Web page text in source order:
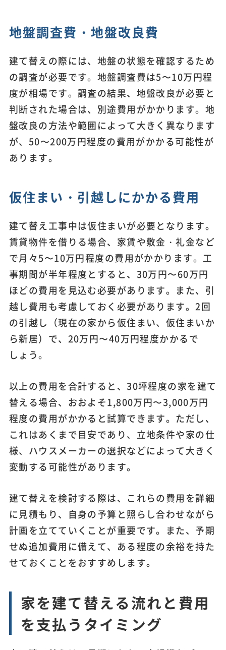
地盤調査費・地盤改良費
建て替えの際には、地盤の状態を確認するため
の調査が必要です。地盤調査費は5〜10万円程
度が相場です。調査の結果、地盤改良が必要と
判断された場合は、別途費用がかかります。地
盤改良の方法や範囲によって大きく異なります
が、50〜200万円程度の費用がかかる可能性が
あります。
仮住まい・引越しにかかる費用
建て替え工事中は仮住まいが必要となります。
賃貸物件を借りる場合、家賃や敷金・礼金など
で月々5〜10万円程度の費用がかかります。工
事期間が半年程度とすると、30万円〜60万円
ほどの費用を見込む必要があります。また、引
越し費用も考慮しておく必要があります。2回
の引越し（現在の家から仮住まい、仮住まいか
ら新居）で、20万円〜40万円程度かかるで
しょう。
以上の費用を合計すると、30坪程度の家を建て
替える場合、おおよそ1,800万円〜3,000万円
程度の費用がかかると試算できます。ただし、
これはあくまで目安であり、立地条件や家の仕
様、ハウスメーカーの選択などによって大きく
変動する可能性があります。
建て替えを検討する際は、これらの費用を詳細
に見積もり、自身の予算と照らし合わせながら
計画を立てていくことが重要です。また、予期
せぬ追加費用に備えて、ある程度の余裕を持た
せておくことをおすすめします。
家を建て替える流れと費用
を支払うタイミング